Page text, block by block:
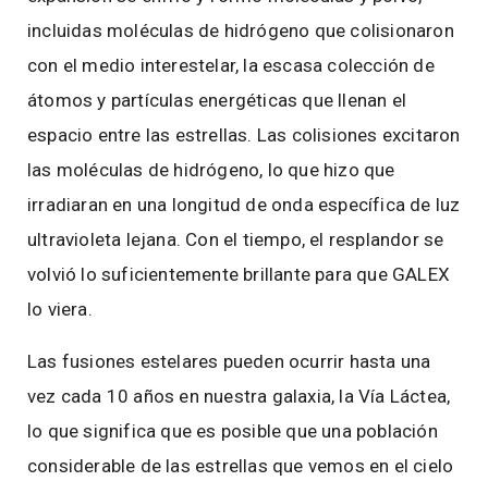
incluidas moléculas de hidrógeno que colisionaron
con el medio interestelar, la escasa colección de
átomos y partículas energéticas que llenan el
espacio entre las estrellas. Las colisiones excitaron
las moléculas de hidrógeno, lo que hizo que
irradiaran en una longitud de onda específica de luz
ultravioleta lejana. Con el tiempo, el resplandor se
volvió lo suficientemente brillante para que GALEX
lo viera.
Las fusiones estelares pueden ocurrir hasta una
vez cada 10 años en nuestra galaxia, la Vía Láctea,
lo que significa que es posible que una población
considerable de las estrellas que vemos en el cielo